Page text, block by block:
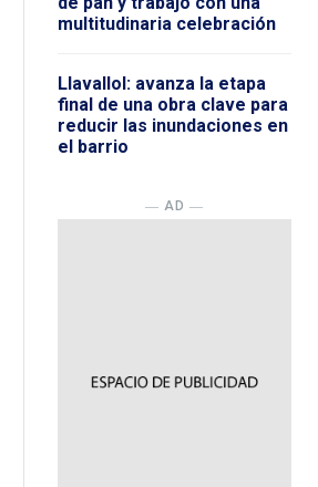
multitudinaria celebración
Llavallol: avanza la etapa
final de una obra clave para
reducir las inundaciones en
el barrio
― AD ―